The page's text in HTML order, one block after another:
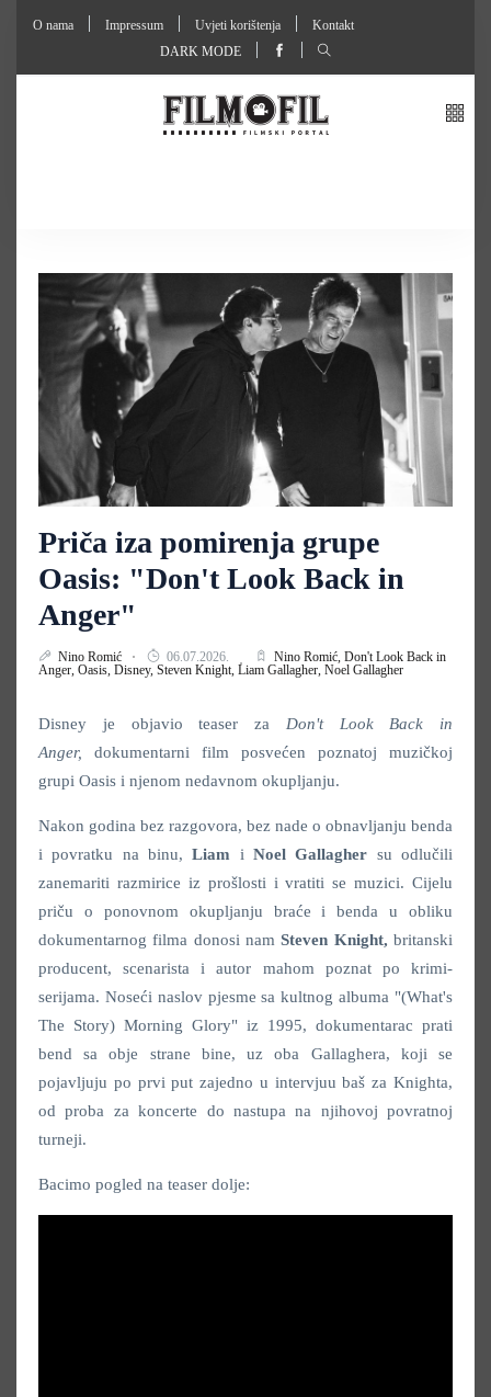
O nama Impressum Uvjeti korištenja
Kontakt
DARK MODE
Priča iza pomirenja grupe
Oasis: "Don't Look Back in
Anger"
Nino Romić 06.07.2026. Nino Romić, Don't Look Back in
Anger, Oasis, Disney, Steven Knight, Liam Gallagher, Noel Gallagher
Disney je objavio teaser za Don't Look Back in
Anger, dokumentarni film posvećen poznatoj muzičkoj
grupi Oasis i njenom nedavnom okupljanju.
Nakon godina bez razgovora, bez nade o obnavljanju benda
i povratku na binu,Liam iNoelGallagher su odlučili
zanemariti razmirice iz prošlosti i vratiti se muzici. Cijelu
priču o ponovnom okupljanju braće i benda u obliku
dokumentarnog filma donosi namSteven Knight,britanski
producent, scenarista i autor mahom poznat po krimi-
serijama. Noseći naslov pjesme sa kultnog albuma "(What's
The Story) Morning Glory" iz 1995, dokumentarac prati
bend sa obje strane bine, uz oba Gallaghera, koji se
pojavljuju po prvi put zajedno u intervjuu baš za Knighta,
od proba za koncerte do nastupa na njihovoj povratnoj
turneji.
Bacimo pogled na teaser dolje: